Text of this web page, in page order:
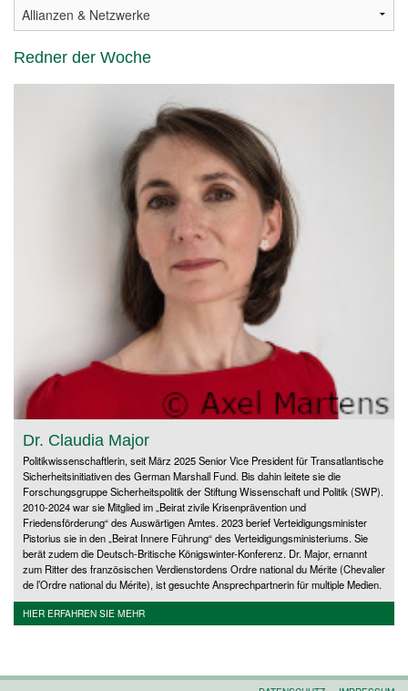
Redner der Woche
Dr. Claudia Major
Politikwissenschaftlerin, seit März 2025 Senior Vice President für Transatlantische
Sicherheitsinitiativen des German Marshall Fund. Bis dahin leitete sie die
Forschungsgruppe Sicherheitspolitik der Stiftung Wissenschaft und Politik (SWP).
2010-2024 war sie Mitglied im „Beirat zivile Krisenprävention und
Friedensförderung“ des Auswärtigen Amtes. 2023 berief Verteidigungsminister
Pistorius sie in den „Beirat Innere Führung“ des Verteidigungsministeriums. Sie
berät zudem die Deutsch-Britische Königswinter-Konferenz. Dr. Major, ernannt
zum Ritter des französischen Verdienstordens Ordre national du Mérite (Chevalier
de l’Ordre national du Mérite), ist gesuchte Ansprechpartnerin für multiple Medien.
HIER ERFAHREN SIE MEHR